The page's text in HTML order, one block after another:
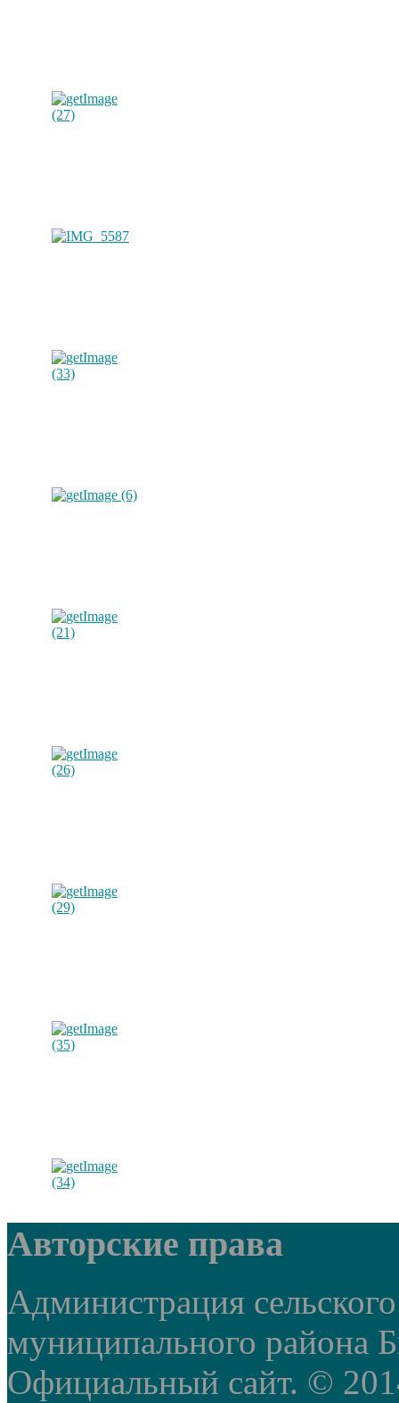
Авторские права
Администрация
муниципального района
Официальный сайт. ©